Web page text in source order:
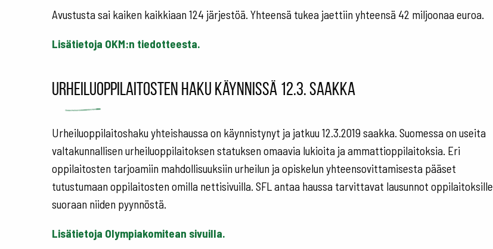
Avustusta sai kaiken kaikkiaan 124 järjestöä. Yhteensä tukea jaettiin yhteensä 42 miljoonaa euroa.
Lisätietoja OKM:n tiedotteesta.
Urheiluoppilaitosten haku käynnissä 12.3. saakka
Urheiluoppilaitoshaku yhteishaussa on käynnistynyt ja jatkuu 12.3.2019 saakka. Suomessa on useita
valtakunnallisen urheiluoppilaitoksen statuksen omaavia lukioita ja ammattioppilaitoksia. Eri
oppilaitosten tarjoamiin mahdollisuuksiin urheilun ja opiskelun yhteensovittamisesta pääset
tutustumaan oppilaitosten omilla nettisivuilla. SFL antaa haussa tarvittavat lausunnot oppilaitoksille
suoraan niiden pyynnöstä.
Lisätietoja Olympiakomitean sivuilla.